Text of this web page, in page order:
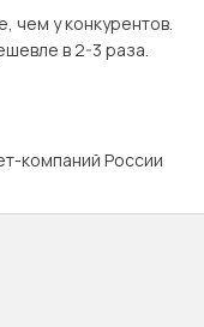
чем у конкурентов.
в 2-3 раза.
компаний России